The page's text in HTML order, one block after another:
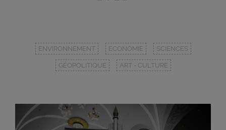
ENVIRONNEMENT ECONOMIE SCIENCES
GÉOPOLITIQUE ART - CULTURE